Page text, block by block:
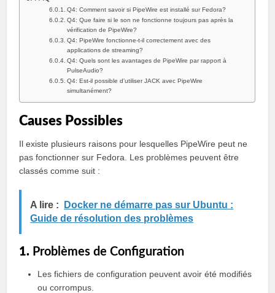
Q4: Comment savoir si PipeWire est installé sur Fedora?
Q4: Que faire si le son ne fonctionne toujours pas après la
vérification de PipeWire?
Q4: PipeWire fonctionne-t-il correctement avec des
applications de streaming?
Q4: Quels sont les avantages de PipeWire par rapport à
PulseAudio?
Q4: Est-il possible d’utiliser JACK avec PipeWire
simultanément?
Causes Possibles
Il existe plusieurs raisons pour lesquelles PipeWire peut ne
pas fonctionner sur Fedora. Les problèmes peuvent être
classés comme suit :
A lire :
Docker ne démarre pas sur Ubuntu :
Guide de résolution des problèmes
1. Problèmes de Configuration
Les fichiers de configuration peuvent avoir été modifiés
ou corrompus.